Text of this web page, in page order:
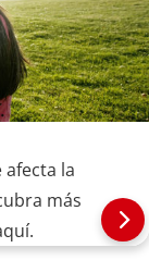
la
más